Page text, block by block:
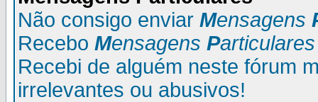
Não consigo enviar Mensagens
Recebo Mensagens Particulares
Recebi de alguém neste fórum
irrelevantes ou abusivos!